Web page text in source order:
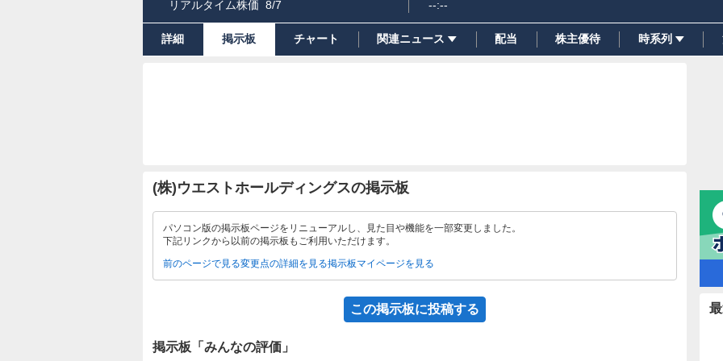
リアルタイム株価 8/7 --:--
詳細 掲示板 チャート 関連ニュース 配当 株主優待 時系列
(株)ウエストホールディングスの掲示板
パソコン版の掲示板ページをリニューアルし、見た目や機能を一部変更しました。
下記リンクから以前の掲示板もご利用いただけます。
前のページで見る変更点の詳細を見る掲示板マイページを見る
この掲示板に投稿する
掲示板「みんなの評価」